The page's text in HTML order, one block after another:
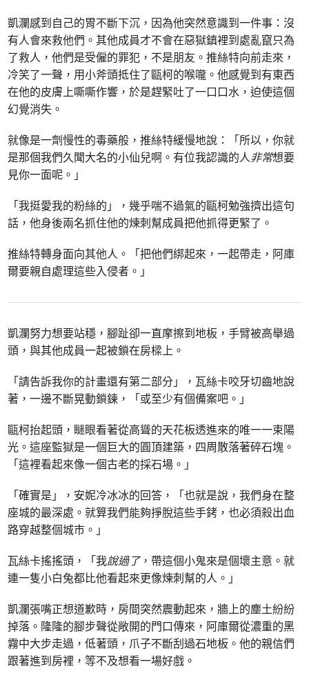
凱瀾感到自己的胃不斷下沉，因為他突然意識到一件事：沒
有人會來救他們。其他成員才不會在惡獄鎮裡到處亂竄只為
了救人，他們是受僱的罪犯，不是朋友。推絲特向前走來，
冷笑了一聲，用小斧頭抵住了甌柯的喉嚨。他感覺到有東西
在他的皮膚上嘶嘶作響，於是趕緊吐了一口口水，迫使這個
幻覺消失。
就像是一劑慢性的毒藥般，推絲特緩慢地說：「所以，你就
是那個我們久聞大名的小仙兒啊。有位我認識的人非常想要
見你一面呢。」
「我挺愛我的粉絲的」，幾乎喘不過氣的甌柯勉強擠出這句
話，他身後兩名抓住他的煉刺幫成員把他抓得更緊了。
推絲特轉身面向其他人。「把他們綁起來，一起帶走，阿庫
爾要親自處理這些入侵者。」
凱瀾努力想要站穩，腳趾卻一直摩擦到地板，手臂被高舉過
頭，與其他成員一起被鎖在房樑上。
「請告訴我你的計畫還有第二部分」，瓦絲卡咬牙切齒地說
著，一邊不斷晃動鎖鍊，「或至少有個備案吧。」
甌柯抬起頭，瞇眼看著從高聳的天花板透進來的唯一一束陽
光。這座監獄是一個巨大的圓頂建築，四周散落著碎石塊。
「這裡看起來像一個古老的採石場。」
「確實是」，安妮冷冰冰的回答，「也就是說，我們身在整
座城的最深處。就算我們能夠掙脫這些手銬，也必須殺出血
路穿越整個城市。」
瓦絲卡搖搖頭，「我說過了，帶這個小鬼來是個壞主意。就
連一隻小白兔都比他看起來更像煉刺幫的人。」
凱瀾張嘴正想道歉時，房間突然震動起來，牆上的塵土紛紛
掉落。隆隆的腳步聲從敞開的門口傳來，阿庫爾從濃重的黑
霧中大步走過，低著頭，爪子不斷刮過石地板。他的親信們
跟著進到房裡，等不及想看一場好戲。